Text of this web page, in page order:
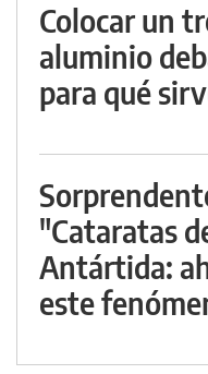
Colocar un
aluminio
para qué
"Cataratas
Antártida:
este